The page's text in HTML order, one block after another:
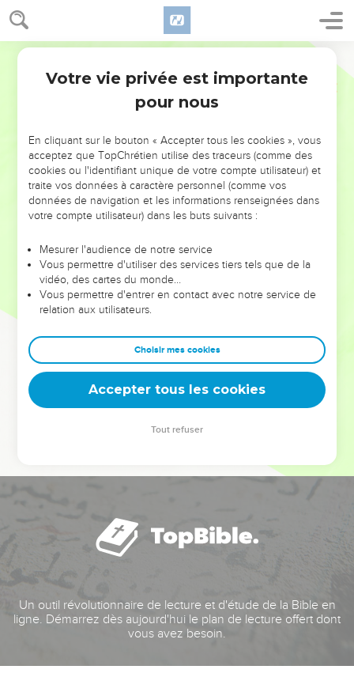
NE MANQUEZ PAS L’ÉVÉNEMENT
DE L’ANNÉE !
ET SI LEURS ERREURS POUVAIENT VOUS ÉVITER LES
VOTRES ?
leur foi ou leur vision. Mais on voit moins les doutes, les erreurs
et les saisons difficiles qu'ils ont traversés, alors même que ce
sont elles qui les ont façonnés.
Dans cette conférence, leaders, entrepreneurs, et responsables
clés pour avancer avec plus de sagesse afin que leurs erreurs
deviennent vos tremplins. Que vous guidiez un ministère, une
équipe, un groupe ou une famille, leur expérience est faite
Un outil révolutionnaire de lecture et d'étude de la Bible en
ligne. Démarrez dès aujourd'hui le plan de lecture offert dont
vous avez besoin.
Votre vie privée est importante
pour nous
En cliquant sur le bouton « Accepter tous les cookies », vous
acceptez que TopChrétien utilise des traceurs (comme des
cookies ou l'identifiant unique de votre compte utilisateur) et
traite vos données à caractère personnel (comme vos
données de navigation et les informations renseignées dans
votre compte utilisateur) dans les buts suivants :
Mesurer l'audience de notre service
Vous permettre d'utiliser des services tiers tels que de la
vidéo, des cartes du monde…
Vous permettre d'entrer en contact avec notre service de
relation aux utilisateurs.
Choisir mes cookies
Accepter tous les cookies
Tout refuser